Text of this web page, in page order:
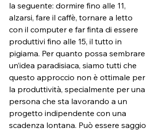
la seguente: dormire fino alle 11,
alzarsi, fare il caffè, tornare a letto
con il computer e far finta di essere
produttivi fino alle 15, il tutto in
pigiama. Per quanto possa sembrare
un’idea paradisiaca, siamo tutti che
questo approccio non è ottimale per
la produttività, specialmente per una
persona che sta lavorando a un
progetto indipendente con una
scadenza lontana. Può essere saggio